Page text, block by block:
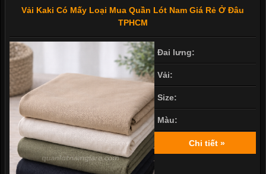
Vải Kaki Có Mấy Loại Mua Quần Lót Nam Giá Rẻ Ở Đâu
TPHCM
Đai lưng:
Vải:
Size:
Màu:
Chi tiết »